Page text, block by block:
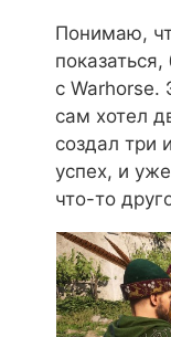
Понимаю,
с Warhorse.
сам хотел
создал три
успех, и
что-то